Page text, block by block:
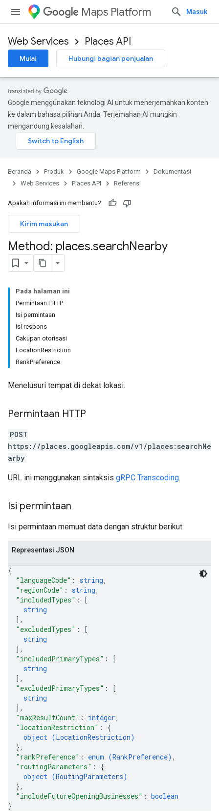
Maps Platform Masuk
Web Services Places API
Mulai Hubungi bagian penjualan
Google menggunakan teknologi AI untuk menerjemahkan konten
ke dalam bahasa pilihan Anda. Terjemahan AI mungkin
mengandung kesalahan.
Beranda Produk Google Maps Platform
Dokumentasi
Web Services
Places API Referensi
Apakah informasi ini membantu?
Kirim masukan
Method: places.searchNearby
Pada halaman ini
Permintaan HTTP
Isi permintaan
Isi respons
Cakupan otorisasi
LocationRestriction
RankPreference
Menelusuri tempat di dekat lokasi.
Permintaan HTTP
POST
https://places.googleapis.com/v1/places:searchNe
arby
URL ini menggunakan sintaksis gRPC Transcoding.
Isi permintaan
Isi permintaan memuat data dengan struktur berikut:
Representasi JSON
{
"languageCode" : string,
"regionCode" : string,
"includedTypes" :
[
string
] ,
"excludedTypes" :
[
string
] ,
"includedPrimaryTypes" :
[
string
] ,
"excludedPrimaryTypes" :
[
string
] ,
"maxResultCount" : integer,
"locationRestriction" : {
object (LocationRestriction)
},
"rankPreference" : enum (RankPreference) ,
"routingParameters" : {
object (RoutingParameters)
},
"includeFutureOpeningBusinesses" : boolean
}